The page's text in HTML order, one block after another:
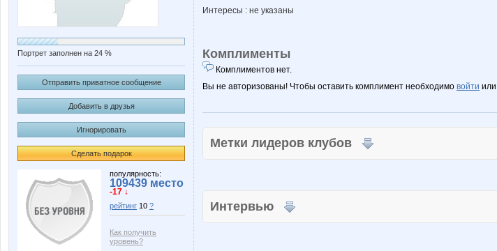
Портрет заполнен на 24 %
Отправить приватное сообщение
Добавить в друзья
Игнорировать
Сделать подарок
популярность:
109439 место
-17 ↓
рейтинг 10 ?
Как получить
уровень?
Интересы : не указаны
Комплименты
Комплиментов нет.
Вы не авторизованы! Чтобы оставить комплимент необходимо войти или
Метки лидеров клубов
Интервью